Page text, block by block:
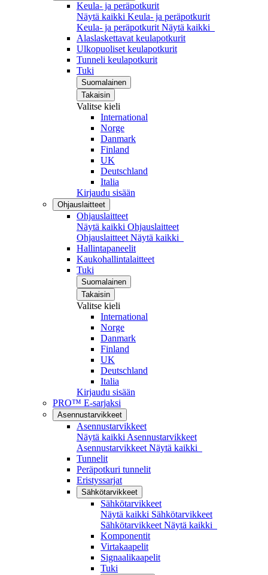
Keula- ja peräpotkurit
Näytä kaikki Keula- ja peräpotkurit
Keula- ja peräpotkurit Näytä kaikki
Alaslaskettavat keulapotkurit
Ulkopuoliset keulapotkurit
Tunneli keulapotkurit
Tuki
Suomalainen
Takaisin
Valitse kieli
International
Norge
Danmark
Finland
UK
Deutschland
Italia
Kirjaudu sisään
Ohjauslaitteet
Ohjauslaitteet
Näytä kaikki Ohjauslaitteet
Ohjauslaitteet Näytä kaikki
Hallintapaneelit
Kaukohallintalaitteet
Tuki
Suomalainen
Takaisin
Valitse kieli
International
Norge
Danmark
Finland
UK
Deutschland
Italia
Kirjaudu sisään
PRO™ E-sarjaksi
Asennustarvikkeet
Asennustarvikkeet
Näytä kaikki Asennustarvikkeet
Asennustarvikkeet Näytä kaikki
Tunnelit
Peräpotkuri tunnelit
Eristyssarjat
Sähkötarvikkeet
Sähkötarvikkeet
Näytä kaikki Sähkötarvikkeet
Sähkötarvikkeet Näytä kaikki
Komponentit
Virtakaapelit
Signaalikaapelit
Tuki